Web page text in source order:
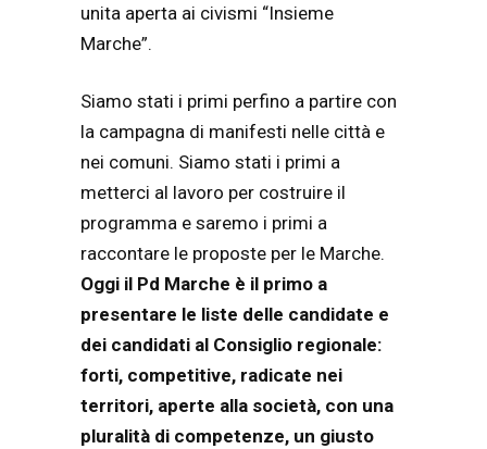
unita aperta ai civismi “Insieme
Marche”.
Siamo stati i primi perfino a partire con
la campagna di manifesti nelle città e
nei comuni. Siamo stati i primi a
metterci al lavoro per costruire il
programma e saremo i primi a
raccontare le proposte per le Marche.
Oggi il Pd Marche è il primo a
presentare le liste delle candidate e
dei candidati al Consiglio regionale:
forti, competitive, radicate nei
territori, aperte alla società, con una
pluralità di competenze, un giusto